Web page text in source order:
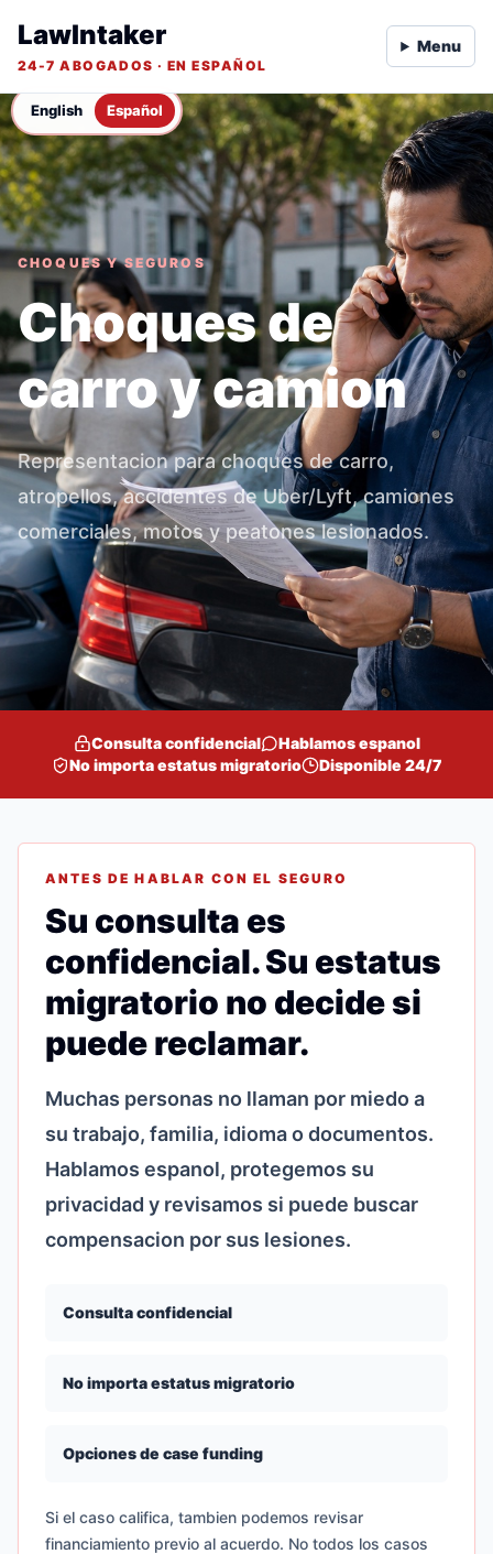
English Español
LawIntaker
24-7 ABOGADOS · EN ESPAÑOL
Menu
CHOQUES Y SEGUROS
Choques de
carro y camion
Representacion para choques de carro,
atropellos, accidentes de Uber/Lyft, camiones
comerciales, motos y peatones lesionados.
Consulta confidencial
Hablamos espanol
No importa estatus migratorio
Disponible 24/7
ANTES DE HABLAR CON EL SEGURO
Su consulta es
confidencial. Su estatus
migratorio no decide si
puede reclamar.
Muchas personas no llaman por miedo a
su trabajo, familia, idioma o documentos.
Hablamos espanol, protegemos su
privacidad y revisamos si puede buscar
compensacion por sus lesiones.
Consulta confidencial
No importa estatus migratorio
Opciones de case funding
Si el caso califica, tambien podemos revisar
financiamiento previo al acuerdo. No todos los casos